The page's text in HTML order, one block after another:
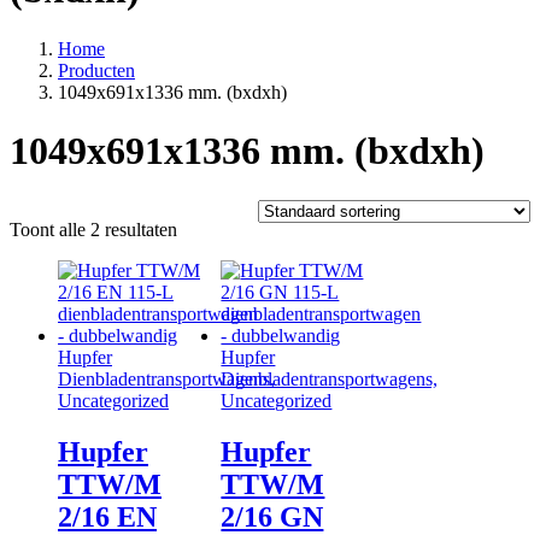
Home
Producten
1049x691x1336 mm. (bxdxh)
1049x691x1336 mm. (bxdxh)
Toont alle 2 resultaten
Hupfer
Dienbladentransportwagens,
Uncategorized
Hupfer
TTW/M
2/16 EN
Hupfer
Dienbladentransportwagens,
Uncategorized
Hupfer
TTW/M
2/16 GN